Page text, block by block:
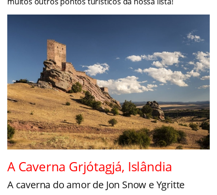
A Caverna Grjótagjá, Islândia
A caverna do amor de Jon Snow e Ygritte